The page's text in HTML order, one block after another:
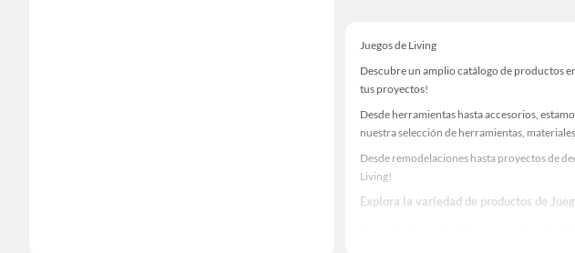
Juegos de Living
Descubre un amplio catálogo de productos
tus proyectos!
Desde herramientas hasta accesorios,
nuestra selección de herramientas,
Desde remodelaciones hasta proyectos de
Living!
Explora la variedad de productos de
Herramientas, materiales y accesorios de